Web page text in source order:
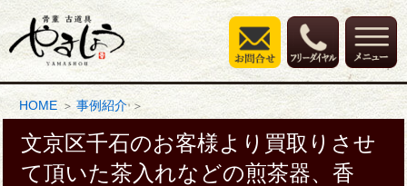
HOME 事例紹介
文京区千石のお客様より買取りさせ
て頂いた茶入れなどの煎茶器、香